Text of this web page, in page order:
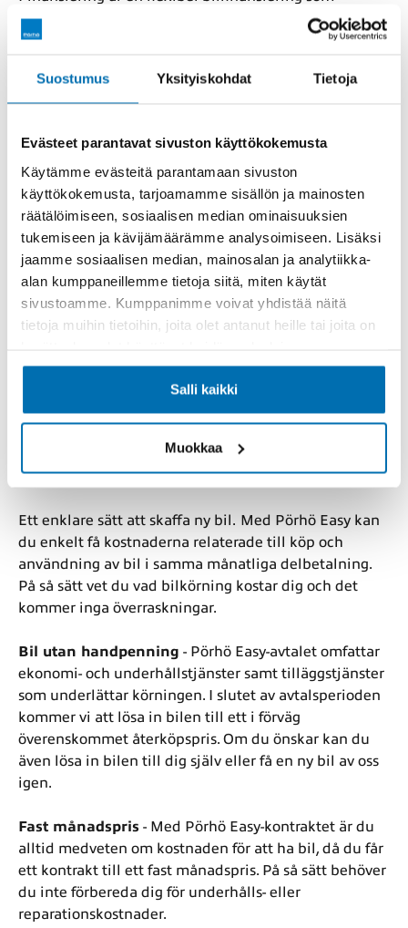
Suostumus Yksityiskohdat Tietoja
Evästeet parantavat sivuston käyttökokemusta
Käytämme evästeitä parantamaan sivuston
käyttökokemusta, tarjoamamme sisällön ja mainosten
räätälöimiseen, sosiaalisen median ominaisuuksien
tukemiseen ja kävijämäärämme analysoimiseen. Lisäksi
jaamme sosiaalisen median, mainosalan ja analytiikka-
alan kumppaneillemme tietoja siitä, miten käytät
sivustoamme. Kumppanimme voivat yhdistää näitä
tietoja muihin tietoihin, joita olet antanut heille tai joita on
Salli kaikki
Muokkaa
anpassar sig efter dina behov och budget.
Avbetalningskredit.
Kredittid 12-72 månader.
Månadsavgiften är fast.
Bilen fungerar som säkerhet.
Kreditbeslut omedelbart hos bilaffären.
För ny eller begagnad bil.
För alla märken och modeller.
Med Pörhö Finansiering är det även möjligt att byta
Pörhö Finansiering fås från alla våra
Pörhö Easy
Ett enklare sätt att skaffa ny bil. Med Pörhö Easy kan
du enkelt få kostnaderna relaterade till köp och
användning av bil i samma månatliga delbetalning.
På så sätt vet du vad bilkörning kostar dig och det
kommer inga överraskningar.
Bil utan handpenning - Pörhö Easy-avtalet omfattar
ekonomi- och underhållstjänster samt tilläggstjänster
som underlättar körningen. I slutet av avtalsperioden
kommer vi att lösa in bilen till ett i förväg
överenskommet återköpspris. Om du önskar kan du
även lösa in bilen till dig själv eller få en ny bil av oss
igen.
Fast månadspris - Med Pörhö Easy-kontraktet är du
alltid medveten om kostnaden för att ha bil, då du får
ett kontrakt till ett fast månadspris. På så sätt behöver
du inte förbereda dig för underhålls- eller
reparationskostnader.